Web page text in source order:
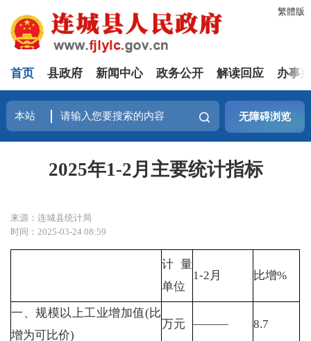
繁體版
首页 县政府 新闻中心 政务公开 解读回应 办事
无障碍浏览
2025年1-2月主要统计指标
来源：连城县统计局
时间：2025-03-24 08:59
计量
单位
1-2月 比增%
一、规模以上工业增加值(比
增为可比价)
万元 ——— 8.7